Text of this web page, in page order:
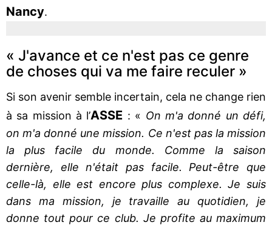
Nancy.
« J'avance et ce n'est pas ce genre
de choses qui va me faire reculer »
Si son avenir semble incertain, cela ne change rien
à sa mission à l’ASSE : « On m'a donné un défi,
on m'a donné une mission. Ce n'est pas la mission
la plus facile du monde. Comme la saison
dernière, elle n'était pas facile. Peut-être que
celle-là, elle est encore plus complexe. Je suis
dans ma mission, je travaille au quotidien, je
donne tout pour ce club. Je profite au maximum